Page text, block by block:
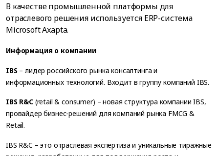
В качестве промышленной платформы для
отраслевого решения используется ERP-система
Microsoft Axapta.
Информация о компании
IBS– лидер российского рынка консалтинга и
информационных технологий. Входит в группу компаний IBS.
IBS R&C(retail & consumer) – новая структура компании IBS,
провайдер бизнес-решений для компаний рынка FMCG &
Retail.
IBS R&C – это отраслевая экспертиза и уникальные тиражные